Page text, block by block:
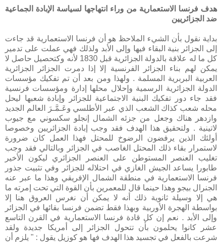
هدف فرنسا الاستعمارية من وراء انتهاجها لسياسة الإبادة الجماعية
ضد الجزائريين
بداية نقول بأن الشيء الملاحظ هو أن فرنسا الاستعمارية قد جاءت
إلى الجزائر بنية البقاء فيها وإلى الأبد ولذلك فهي عملت على تدمير
كل ما له علاقة بالدولة الجزائرية قبل 1830 لأنه وكتحصيل حاصل لا
يمكن لهم بناء الجزائر الفرنسية إلا إذا دمرت الجزائر الجزائرية
العربية البربرية المسلمة . ولهذا ومن بعد أن تم تفكيك مؤسسات
الدولة الجزائرية الرسمية وإحلال محلها إدارة ومؤسسات فرنسية
فقد جاء دور تفكيك البنية الاجتماعية للجزائر وإبادة شعبها ليحل
محله شعب كذاك الشعب الذي عبر الأطلسي وعَـمَّـرَ العالم الجديد
وازدهر هناك وجعل من جزئه الشمال إنجلو سكسوني مع جيوب
لاتينية . ولتحقيق هذا الهدف فقد وجب إبادة الجزائريين وخصوصا
أولئك الذين يرفضون الرضوخ للمحتل فهذا العمل كان ضرورة
لاستمرار بقاء ذلك المحتل الغاصب في الجزائر وبالتالي فقد وجب
تغليب العنصر المستوطن على العنصر الجزائري ليكون الأخير
طابورا يساعد الجيش الغازي في احتلاله للجزائر وفي تثبيت جذور
فرنسا الاستعمارية في منطقة الشمال الإفريقي وهذا ما عبر عنه
الجنرال بيجو وهذا حينما قال للمعمرين بأن القوة التي تحت إمرته ما
هي إلا وسيلة ثانوية ذلك أنه لا يمكن أن نغرس العروق هنا إلا
بواسطة الهجرة الأوربية وبهذا فقط تضمن فرنسا بقائها في الجزائر
وإلى الأبد . نعم إن كل قادة فرنسا الاستعمارية في القرن التاسع
عشر كانوا يحلمون بأن تتحول الجزائر إلى أمريكا جديدة ولقد
شرعت بالفعل في تجسيد هذا الهدف فها هو كوزيل يقول : " يلزم أن